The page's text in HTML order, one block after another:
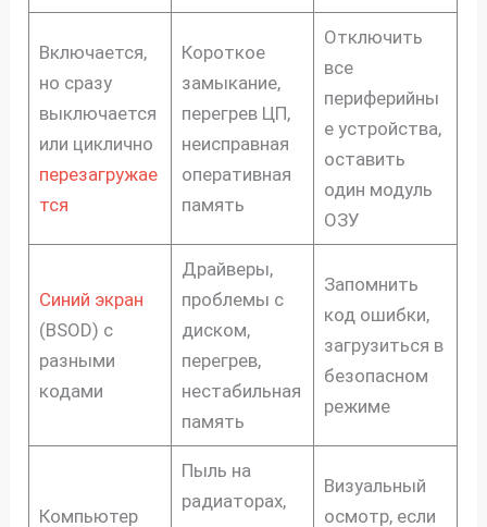
Включается,
но сразу
выключается
или циклично
перезагружае
тся
Короткое
замыкание,
перегрев ЦП,
неисправная
оперативная
память
Отключить
все
периферийны
е устройства,
оставить
один модуль
ОЗУ
Синий экран
(BSOD) с
разными
кодами
Драйверы,
проблемы с
диском,
перегрев,
нестабильная
память
Запомнить
код ошибки,
загрузиться в
безопасном
режиме
Компьютер
Пыль на
радиаторах,
Визуальный
осмотр, если